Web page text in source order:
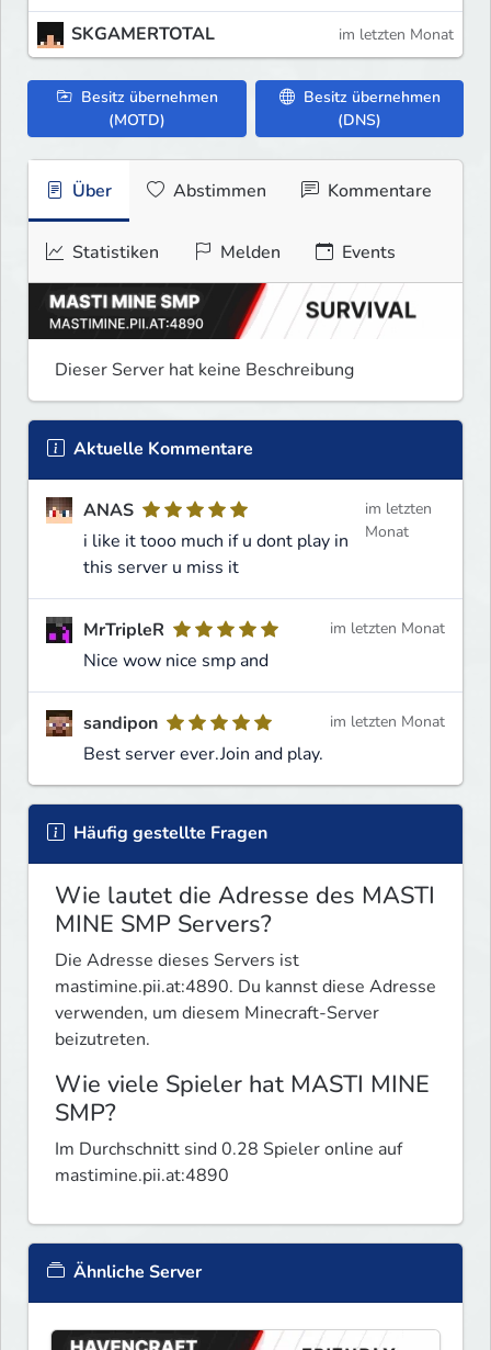
SKGAMERTOTAL im letzten Monat
Besitz übernehmen
(MOTD)
Besitz übernehmen
(DNS)
Über Abstimmen Kommentare
Statistiken Melden Events
Dieser Server hat keine Beschreibung
Aktuelle Kommentare
ANAS
i like it tooo much if u dont play in
this server u miss it
im letzten
Monat
MrTripleR
Nice wow nice smp and
im letzten Monat
sandipon
Best server ever.Join and play.
im letzten Monat
Häufig gestellte Fragen
Wie lautet die Adresse des MASTI
MINE SMP Servers?
Die Adresse dieses Servers ist
mastimine.pii.at:4890. Du kannst diese Adresse
verwenden, um diesem Minecraft-Server
beizutreten.
Wie viele Spieler hat MASTI MINE
SMP?
Im Durchschnitt sind 0.28 Spieler online auf
mastimine.pii.at:4890
Ähnliche Server